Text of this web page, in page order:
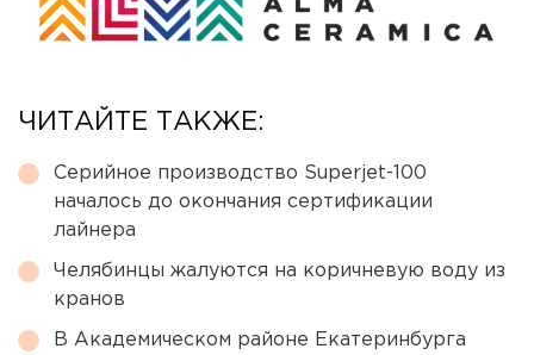
ЧИТАЙТЕ ТАКЖЕ:
Серийное производство Superjet-100
началось до окончания сертификации
лайнера
Челябинцы жалуются на коричневую воду из
кранов
В Академическом районе Екатеринбурга